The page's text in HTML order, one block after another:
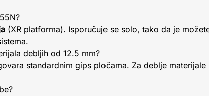
(XR platforma). Isporučuje se solo, tako da je
debljih od 12.5 mm?
standardnim gips pločama. Za deblje